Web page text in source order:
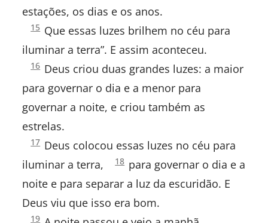
Jó
Salmos
Provérbios
Eclesiastes
Cânticos
Isaías
Jeremias
estações, os dias e os anos.
Gênesis
1:
15 Que essas luzes brilhem no céu para
iluminar a terra”. E assim aconteceu.
Gênesis
1:
16 Deus criou duas grandes luzes: a maior
para governar o dia e a menor para
governar a noite, e criou também as
estrelas.
Gênesis
1:
17 Deus colocou essas luzes no céu para
iluminar a terra,
Gênesis
1:
18 para governar o dia e a
noite e para separar a luz da escuridão. E
Deus viu que isso era bom.
Gênesis
19